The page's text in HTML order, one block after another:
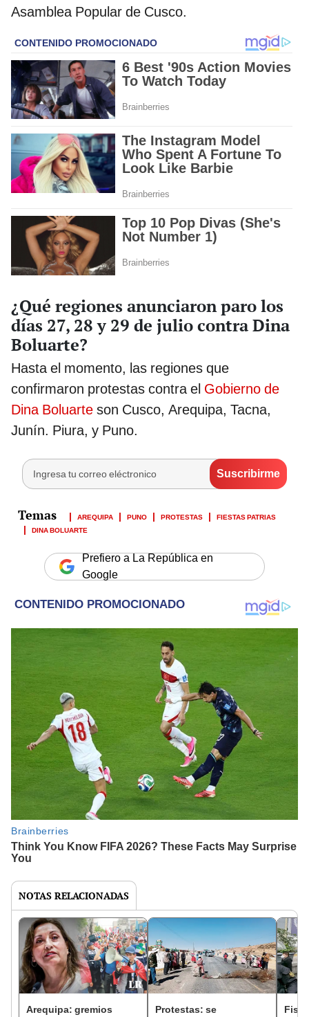
Asamblea Popular de Cusco.
¿Qué regiones anunciaron paro los
días 27, 28 y 29 de julio contra Dina
Boluarte?
Hasta el momento, las regiones que
confirmaron protestas contra el Gobierno de
Dina Boluarte son Cusco, Arequipa, Tacna,
Junín. Piura, y Puno.
AREQUIPA PUNO PROTESTAS
FIESTAS PATRIAS
DINA BOLUARTE
Prefiero a La República en
Google
NOTAS RELACIONADAS
Arequipa: gremios
Protestas: se